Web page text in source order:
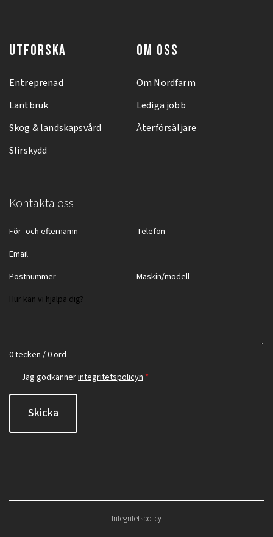
UTFORSKA
Entreprenad
Lantbruk
Skog & landskapsvård
Slirskydd
OM OSS
Om Nordfarm
Lediga jobb
Återförsäljare
Kontakta oss
0 tecken / 0 ord
Jag godkännerintegritetspolicyn *
Skicka
Integritetspolicy